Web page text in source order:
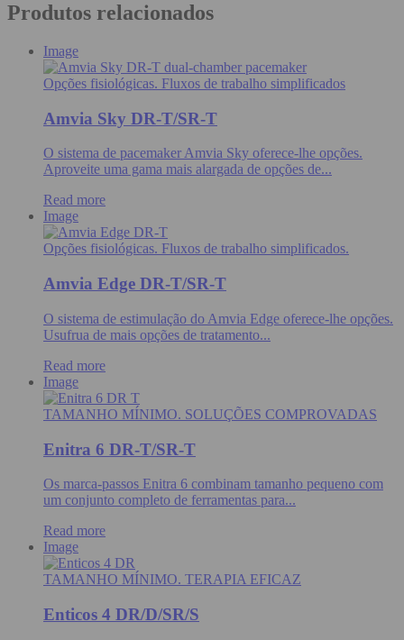
Produtos relacionados
Image
Opções fisiológicas. Fluxos de trabalho simplificados
Amvia Sky DR-T/SR-T
O sistema de pacemaker Amvia Sky oferece-lhe opções.
Aproveite uma gama mais alargada de opções de...
Read more
Image
Opções fisiológicas. Fluxos de trabalho simplificados.
Amvia Edge DR-T/SR-T
O sistema de estimulação do Amvia Edge oferece-lhe opções.
Usufrua de mais opções de tratamento...
Read more
Image
TAMANHO MÍNIMO. SOLUÇÕES COMPROVADAS
Enitra 6 DR-T/SR-T
Os marca-passos Enitra 6 combinam tamanho pequeno com
um conjunto completo de ferramentas para...
Read more
Image
TAMANHO MÍNIMO. TERAPIA EFICAZ
Enticos 4 DR/D/SR/S